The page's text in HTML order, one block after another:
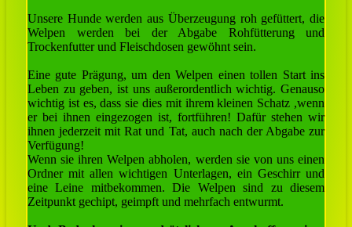
Unsere Hunde werden aus Überzeugung roh gefüttert, die
Welpen werden bei der Abgabe Rohfütterung und
Trockenfutter und Fleischdosen gewöhnt sein.
Eine gute Prägung, um den Welpen einen tollen Start ins
Leben zu geben, ist uns außerordentlich wichtig. Genauso
wichtig ist es, dass sie dies mit ihrem kleinen Schatz ,wenn
er bei ihnen eingezogen ist, fortführen! Dafür stehen wir
ihnen jederzeit mit Rat und Tat, auch nach der Abgabe zur
Verfügung!
Wenn sie ihren Welpen abholen, werden sie von uns einen
Ordner mit allen wichtigen Unterlagen, ein Geschirr und
eine Leine mitbekommen. Die Welpen sind zu diesem
Zeitpunkt gechipt, geimpft und mehrfach entwurmt.